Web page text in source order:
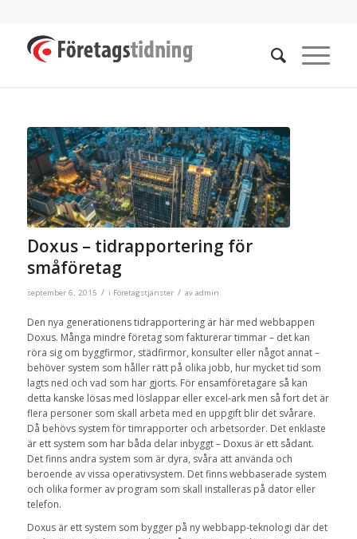
Doxus – tidrapportering för
småföretag
september 6, 2015 / i Företagstjänster / av admin
Den nya generationens tidrapportering är här med webbappen
Doxus. Många mindre företag som fakturerar timmar – det kan
röra sig om byggfirmor, städfirmor, konsulter eller något annat –
behöver system som håller rätt på olika jobb, hur mycket tid som
lagts ned och vad som har gjorts. För ensamföretagare så kan
detta kanske lösas med löslappar eller excel-ark men så fort det är
flera personer som skall arbeta med en uppgift blir det svårare.
Då behövs system för timrapporter och arbetsorder. Det enklaste
är ett system som har båda delar inbyggt – Doxus är ett sådant.
Det finns andra system som är dyra, svåra att använda och
beroende av vissa operativsystem. Det finns webbaserade system
och olika former av program som skall installeras på dator eller
telefon.
Doxus är ett system som bygger på ny webbapp-teknologi där det